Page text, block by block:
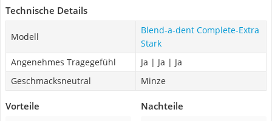
Technische Details
Modell
Blend-a-dent Complete-Extra
Stark
Angenehmes Tragegefühl
Ja | Ja | Ja
Geschmacksneutral
Minze
Vorteile Nachteile